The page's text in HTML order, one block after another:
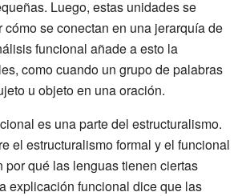
Luego, estas unidades se
cómo se conectan en una jerarquía de
funcional añade a esto la
como cuando un grupo de palabras
u objeto en una oración.
es una parte del estructuralismo.
el estructuralismo formal y el funcional
por qué las lenguas tienen ciertas
explicación funcional dice que las